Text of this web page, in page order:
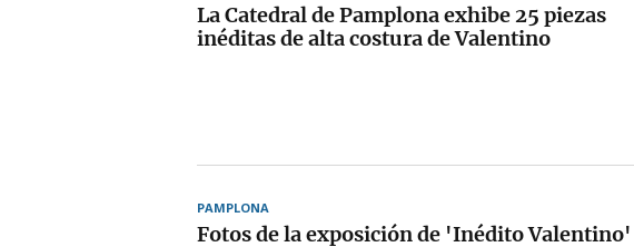
La Catedral de Pamplona exhibe 25 piezas
inéditas de alta costura de Valentino
PAMPLONA
Fotos de la exposición de 'Inédito Valentino'